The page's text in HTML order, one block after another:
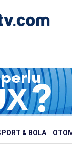
& BOLA